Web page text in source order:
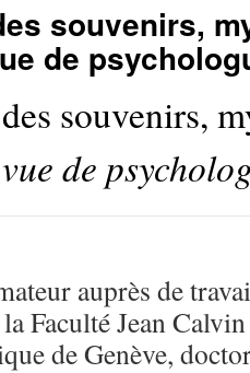
souvenirs,
de
souvenirs,
de
auprès de
Faculté Jean
de Genève,